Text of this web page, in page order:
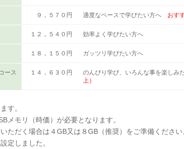
９，５７０円 適度なペースで学びたい方へ おす
１２，５４０円 効率よく学びたい方へ
１８，１５０円 ガッツリ学びたい方へ
ース １４，６３０円 のんびり学び、いろんな事を楽しみ
上）
す。
メモリ（時価）が必要となります。
だく場合は４GB又は８GB（推奨）をご準備ください
定しました。